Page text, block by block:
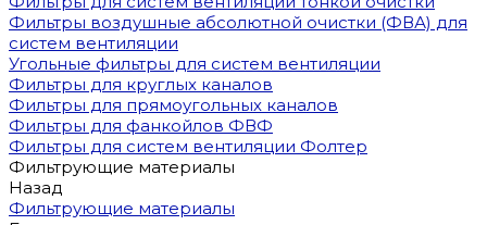
Фильтры воздушные абсолютной очистки (ФВА) для
систем вентиляции
Угольные фильтры для систем вентиляции
Фильтры для круглых каналов
Фильтры для прямоугольных каналов
Фильтры для фанкойлов ФВФ
Фильтры для систем вентиляции Фолтер
Фильтрующие материалы
Назад
Фильтрующие материалы